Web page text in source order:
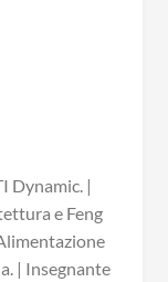
Dynamic. |
e Feng
| Insegnante